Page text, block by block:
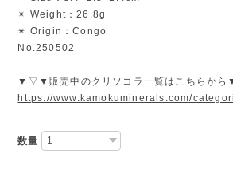
✴︎ Weight：26.8g
✴︎ Origin：Congo
No.250502
▼▽▼販売中のクリソコラ一覧はこちらか
https://www.kamokuminerals.com/
数量